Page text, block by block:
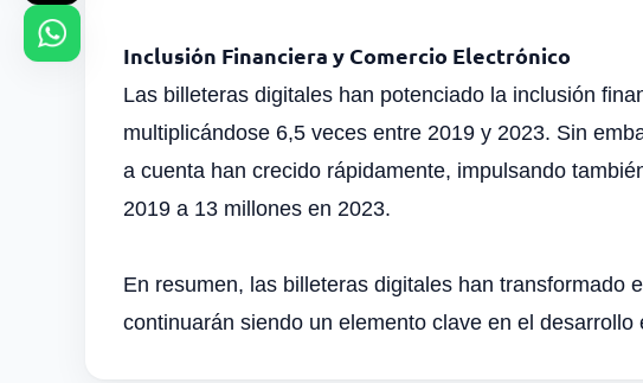
Inclusión Financiera y Comercio Electrónico
Las billeteras digitales han potenciado la inclusión
multiplicándose 6,5 veces entre 2019 y 2023. Sin
a cuenta han crecido rápidamente, impulsando
2019 a 13 millones en 2023.
En resumen, las billeteras digitales han transformado
continuarán siendo un elemento clave en el desarrollo